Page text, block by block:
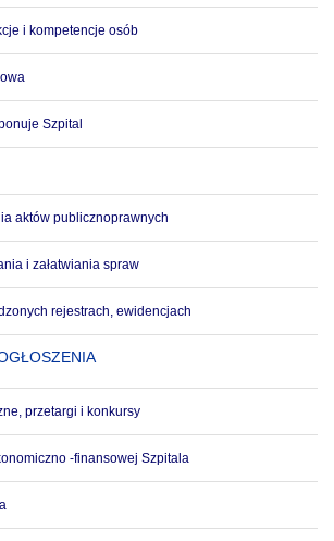
i kompetencje osób
Szpital
aktów publicznoprawnych
i załatwiania spraw
rejestrach, ewidencjach
przetargi i konkursy
-finansowej Szpitala